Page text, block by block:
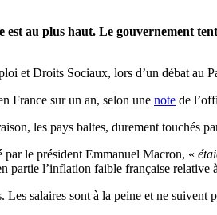
au plus haut. Le gouvernement
et Droits Sociaux, lors d’un débat au
France sur un an, selon une note de
les pays baltes, durement touchés
le président Emmanuel Macron, «
partie l’inflation faible française relative
salaires sont à la peine et ne suivent